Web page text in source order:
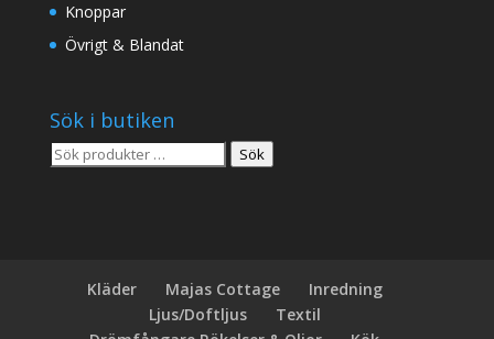
Knoppar
Övrigt & Blandat
Sök i butiken
Sök
Sök
Kläder Majas Cottage
Inredning
Ljus/Doftljus
Textil